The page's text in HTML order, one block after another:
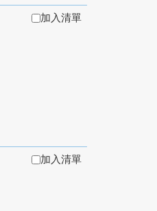
加入清單
加入清單